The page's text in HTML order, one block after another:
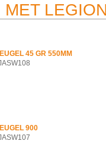
MET
45 GR 550MM
900